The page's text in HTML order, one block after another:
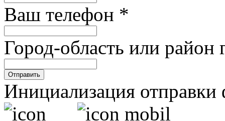
Ваш телефон *
Город-область или район
Отправить
Инициализация